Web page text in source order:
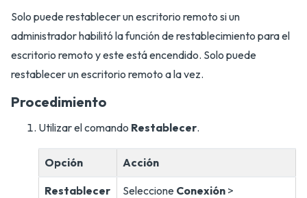
Solo puede restablecer un escritorio remoto si un
administrador habilitó la función de restablecimiento para el
escritorio remoto y este está encendido. Solo puede
restablecer un escritorio remoto a la vez.
Procedimiento
Utilizar el comando Restablecer.
Opción Acción
Restablecer
Seleccione Conexión >